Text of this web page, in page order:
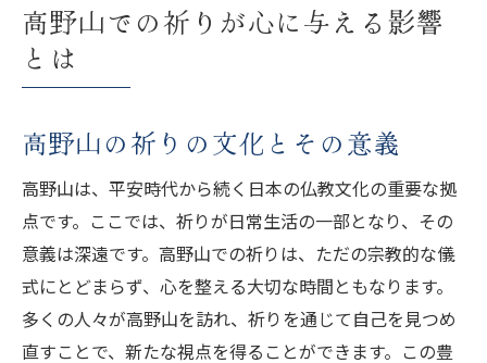
高野山での祈りが心に与える影響
とは
高野山の祈りの文化とその意義
高野山は、平安時代から続く日本の仏教文化の重要な拠
点です。ここでは、祈りが日常生活の一部となり、その
意義は深遠です。高野山での祈りは、ただの宗教的な儀
式にとどまらず、心を整える大切な時間ともなります。
多くの人々が高野山を訪れ、祈りを通じて自己を見つめ
直すことで、新たな視点を得ることができます。この豊